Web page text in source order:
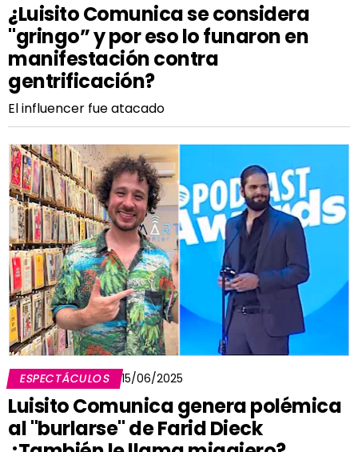
¿Luisito Comunica se considera
"gringo” y por eso lo funaron en
manifestación contra
gentrificación?
El influencer fue atacado
ESPECTÁCULOS 15/06/2025
Luisito Comunica genera polémica
al "burlarse" de Farid Dieck